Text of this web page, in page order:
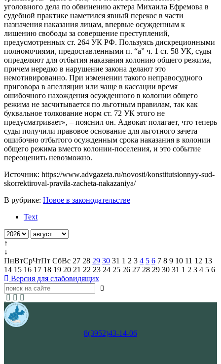
уголовного дела по обвинению актера Михаила Ефремова в
судебной практике наметился явный перекос в части
назначения наказания лицам, впервые осужденным к
лишению свободы за совершение преступлений,
предусмотренных ст. 264 УК РФ. Пользуясь дискреционными
полномочиями, предоставленными п. “а” ч. 1 ст. 58 УК, суды
определяют для отбытия наказания колонию общего режима,
причем нередко в нарушение закона делают это
немотивированно. При изменении такого неправосудного
приговора в апелляции или чаще в кассации время
ошибочного нахождения осужденного в колонии общего
режима не засчитывается по льготным правилам, так как
буквальное толкование норм ст. 72 УК этого не
предусматривает», – пояснил он. Адвокат полагает, что теперь
суды получили правовое основание для льготного зачета
ошибочно отбытого осужденным срока наказания в колонии
общего режима вместо колонии-поселения, и это событие
переоценить невозможно.
Источник: https://www.advgazeta.ru/novosti/konstitutsionnyy-sud-
skorrektiroval-pravila-zacheta-nakazaniya/
В рубрике: Новое в законодательстве
Text
↑
↓
ПнВтСрЧтПт СбВс 27 28 29 30 31 1 2 3 4 5 6 7 8 9 10 11 12 13
14 15 16 17 18 19 20 21 22 23 24 25 26 27 28 29 30 31 1 2 3 4 5 6
Версия для слабовидящих
8(3952)43-14-06